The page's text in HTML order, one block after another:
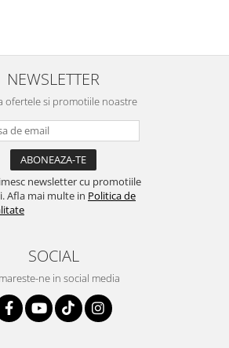
NEWSLETTER
ofertele si promotiile noastre
newsletter cu promotiile
Afla mai multe in Politica de
SOCIAL
ne in social media